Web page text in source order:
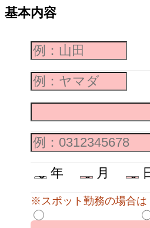
基本内容
年 月
※スポット勤務の場合は